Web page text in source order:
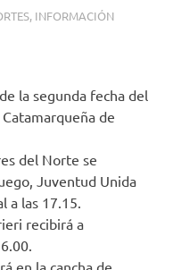
, INFORMACIÓN
la segunda fecha del
de
del Norte se
Juventud Unida
a las 17.15.
recibirá a